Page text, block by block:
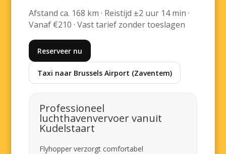
Afstand ca. 168 km · Reistijd ±2 uur 14 min ·
Vanaf €210 · Vast tarief zonder toeslagen
Reserveer nu
Taxi naar Brussels Airport (Zaventem)
Professioneel
luchthavenvervoer vanuit
Kudelstaart
Flyhopper verzorgt comfortabel